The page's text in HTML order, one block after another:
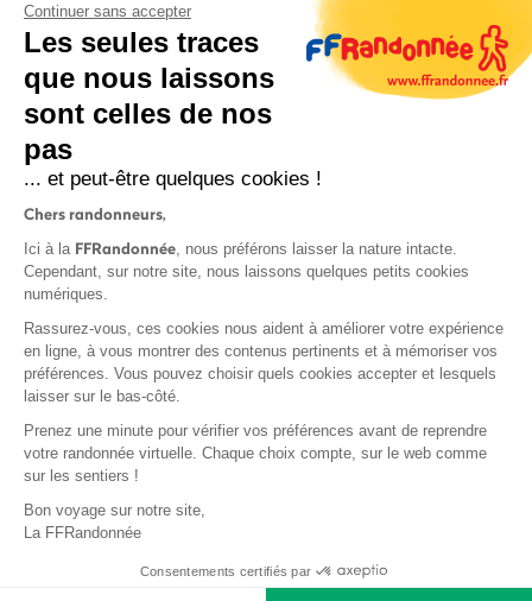
Protection des données
Politique de confidentialité
Base documentaire
Continuer sans accepter
Les seules traces
que nous laissons
sont celles de nos
pas
... et peut-être quelques cookies !
Chers randonneurs,
Ici à la FFRandonnée, nous préférons laisser la nature intacte.
Cependant, sur notre site, nous laissons quelques petits cookies
numériques.
Rassurez-vous, ces cookies nous aident à améliorer votre expérience
en ligne, à vous montrer des contenus pertinents et à mémoriser vos
préférences. Vous pouvez choisir quels cookies accepter et lesquels
laisser sur le bas-côté.
Prenez une minute pour vérifier vos préférences avant de reprendre
votre randonnée virtuelle. Chaque choix compte, sur le web comme
sur les sentiers !
Bon voyage sur notre site,
La FFRandonnée
Consentements certifiés par